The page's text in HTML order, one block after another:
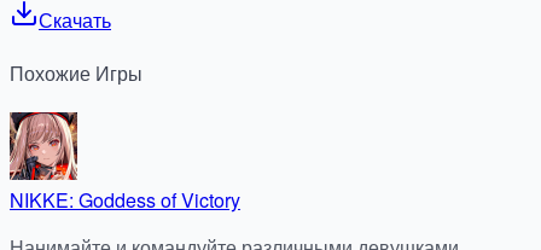
Скачать
Похожие Игры
NIKKE: Goddess of Victory